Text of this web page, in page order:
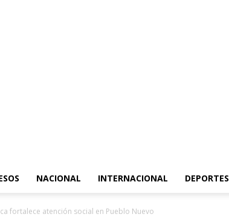
NACIONAL INTERNACIONAL DEPORTES
fortalece atención social en Pueblo Nuevo